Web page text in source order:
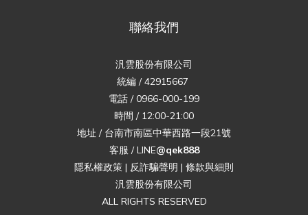
聯絡我們
汎雲股份有限公司
統編 / 42915667
電話 / 0966-000-199
時間 / 12:00-21:00
地址 / 台南市南區中華西路一段21號
客服 / LINE@qek888
隱私權政策 | 反詐騙聲明 | 條款與細則
汎雲股份有限公司
ALL RIGHTS RESERVED